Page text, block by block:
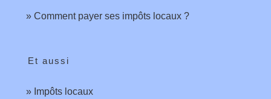
Comment payer ses impôts locaux ?
Et aussi
Impôts locaux